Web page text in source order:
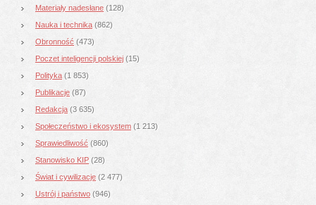
Materiały nadesłane (128)
Nauka i technika (862)
Obronność (473)
Poczet inteligencji polskiej (15)
Polityka (1 853)
Publikacje (87)
Redakcja (3 635)
Społeczeństwo i ekosystem (1 213)
Sprawiedliwość (860)
Stanowisko KIP (28)
Świat i cywilizacje (2 477)
Ustrój i państwo (946)